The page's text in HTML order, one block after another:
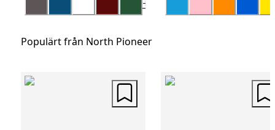
packning. Det lyxiga peachskinnfodret ger
extra touch av elegans. Ett handtag i
detalj till denna redan exklusiva resväska.
+
Populärt från North Pioneer